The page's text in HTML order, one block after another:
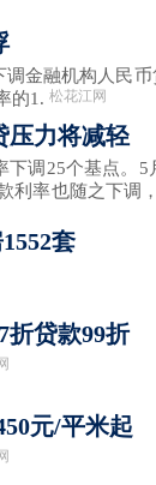
金融机构人民
的1. 松花江网
压力将减轻
调25个基点。
利率也随之下调
套
折贷款99折
元/平米起